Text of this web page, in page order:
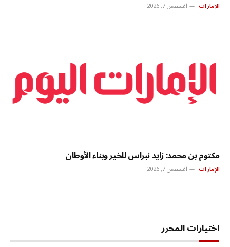
الإمارات أغسطس 7, 2026
مكتوم بن محمد: زايد نبراس للخير وبناء الأوطان
الإمارات أغسطس 7, 2026
اختيارات المحرر